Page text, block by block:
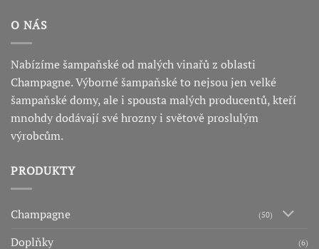
O NÁS
Nabízíme šampaňské od malých vinařů z oblasti
Champagne. Výborné šampaňské to nejsou jen velké
šampaňské domy, ale i spousta malých producentů, kteří
mnohdy dodávají své hrozny i světově proslulým
výrobcům.
PRODUKTY
Champagne (50)
Doplňky (6)